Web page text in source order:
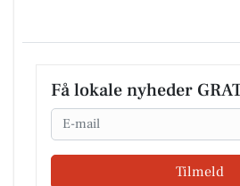
Få lokale nyheder
Email
Tilmeld